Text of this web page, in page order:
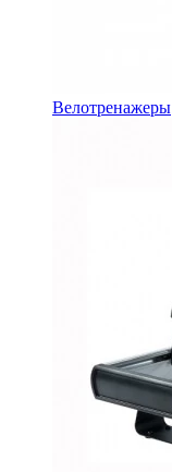
Велотренажеры